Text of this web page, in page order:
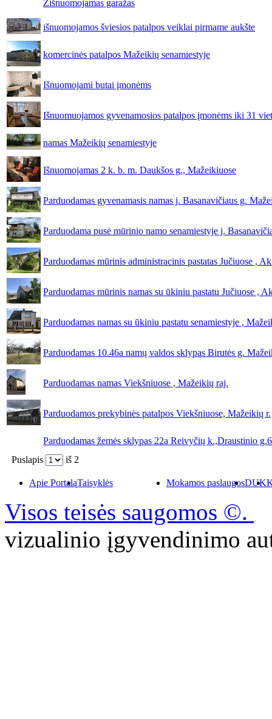
Žišnuomojamas garažas
išnuomojamos šviesios patalpos veiklai pirmame aukšte
komercinės patalpos Mažeikių senamiestyje
Išnuomojami butai įmonėms
Išnuomuojamos gyvenamosios patalpos įmonėms iki 31
namas Mažeikių senamiestyje
Išnuomojamas 2 k. b. m. Daukšos g., Mažeikiuose
Parduodamas gyvenamasis namas j. Basanavičiaus g.
Parduodama pusė mūrinio namo senamiestyje j.
Parduodamas mūrinis administracinis pastatas Jučiuose ,
Parduodamas mūrinis namas su ūkiniu pastatu Jučiuose ,
Parduodamas namas su ūkiniu pastatu senamiestyje ,
Parduodamas 10.46a namų valdos sklypas Birutės g.
Parduodamas namas Viekšniuose , Mažeikių raj.
Parduodamos prekybinės patalpos Viekšniuose, Mažeikių r.
Parduodamas žemės sklypas 22a Reivyčių k.,Draustinio
Puslapis
iš 2
Apie PortaląTaisyklės Mokamos paslaugosDUK
Visos teisės saugomos ©.
vizualinio įgyvendinimo